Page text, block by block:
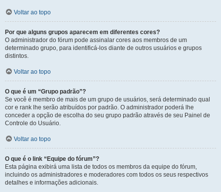
Voltar ao topo
Por que alguns grupos aparecem em diferentes cores?
O administrador do fórum pode assinalar cores aos membros de um
determinado grupo, para identificá-los diante de outros usuários e grupos
distintos.
Voltar ao topo
O que é um “Grupo padrão”?
Se você é membro de mais de um grupo de usuários, será determinado qual
cor e rank lhe serão atribuídos por padrão. O administrador poderá lhe
conceder a opção de escolha do seu grupo padrão através de seu Painel de
Controle do Usuário.
Voltar ao topo
O que é o link “Equipe do fórum”?
Esta página exibirá uma lista de todos os membros da equipe do fórum,
incluindo os administradores e moderadores com todos os seus respectivos
detalhes e informações adicionais.